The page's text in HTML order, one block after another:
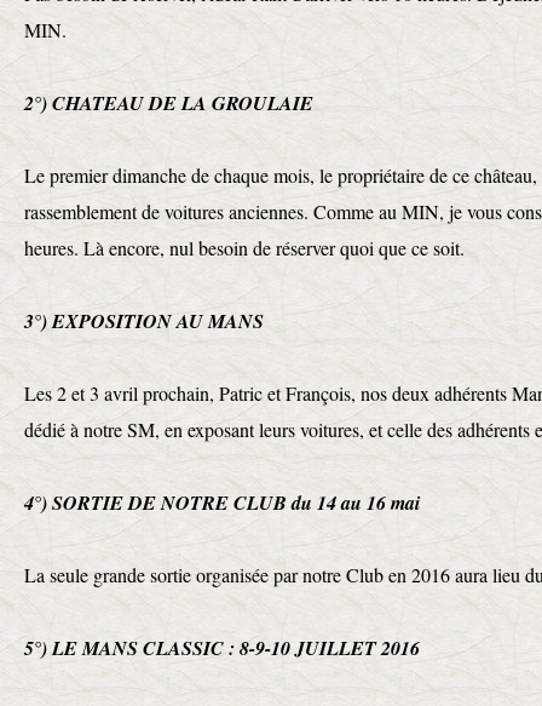
MIN.
2°) CHATEAU DE LA GROULAIE
Le premier dimanche de chaque mois, le propriétaire de ce
rassemblement de voitures anciennes. Comme au MIN, je vous
heures. Là encore, nul besoin de réserver quoi que ce soit.
3°) EXPOSITION AU MANS
Les 2 et 3 avril prochain, Patric et François, nos deux adhérents
dédié à notre SM, en exposant leurs voitures, et celle des adhérents
4°) SORTIE DE NOTRE CLUB du 14 au 16 mai
La seule grande sortie organisée par notre Club en 2016 aura lieu
5°) LE MANS CLASSIC : 8-9-10 JUILLET 2016